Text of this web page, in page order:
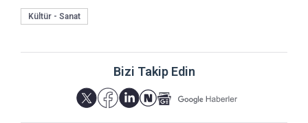
Kültür - Sanat
Bizi Takip Edin